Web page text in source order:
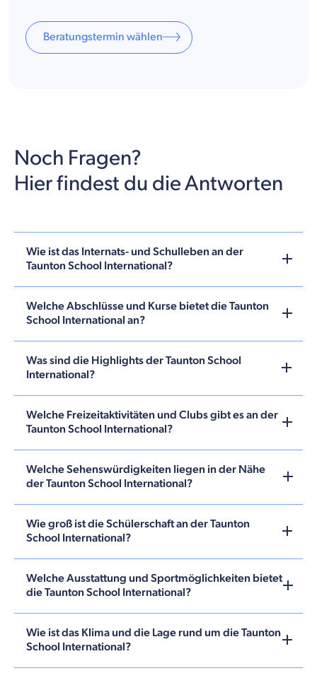
Beratungstermin wählen
Noch Fragen?
Hier findest du die Antworten
Wie ist das Internats- und Schulleben an der
Taunton School International?
Welche Abschlüsse und Kurse bietet die Taunton
School International an?
Was sind die Highlights der Taunton School
International?
Welche Freizeitaktivitäten und Clubs gibt es an der
Taunton School International?
Welche Sehenswürdigkeiten liegen in der Nähe
der Taunton School International?
Wie groß ist die Schülerschaft an der Taunton
School International?
Welche Ausstattung und Sportmöglichkeiten bietet
die Taunton School International?
Wie ist das Klima und die Lage rund um die Taunton
School International?